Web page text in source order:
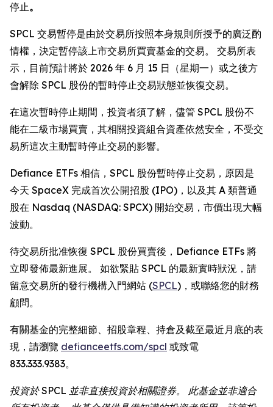
停止。
SPCL 交易暫停是由於交易所按照本身規則所授予的廣泛酌
情權，決定暫停該上市交易所買賣基金的交易。 交易所表
示，目前預計將於 2026 年 6 月 15 日（星期一）或之後方
會解除 SPCL 股份的暫時停止交易狀態並恢復交易。
在這次暫時停止期間，投資者須了解，儘管 SPCL 股份不
能在二級市場買賣，其相關投資組合資產依然安全，不受交
易所這次主動暫時停止交易的影響。
Defiance ETFs 相信，SPCL 股份暫時停止交易，原因是
今天 SpaceX 完成首次公開招股 (IPO)，以及其 A 類普通
股在 Nasdaq (NASDAQ: SPCX) 開始交易，市價出現大幅
波動。
待交易所批准恢復 SPCL 股份買賣後，Defiance ETFs 將
立即發佈最新進展。 如欲緊貼 SPCL 的最新實時狀況，請
留意交易所的發行機構入門網站 (SPCL)，或聯絡您的財務
顧問。
有關基金的完整細節、招股章程、持倉及截至最近月底的表
現，請瀏覽 defianceetfs.com/spcl 或致電
833.333.9383。
投資於 SPCL 並非直接投資於相關證券。 此基金並非適合